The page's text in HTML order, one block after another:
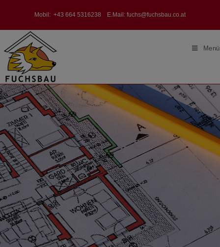
Mobil: +43 664 5316238 E.Mail: fuchs@fuchsbau.co.at
Menü